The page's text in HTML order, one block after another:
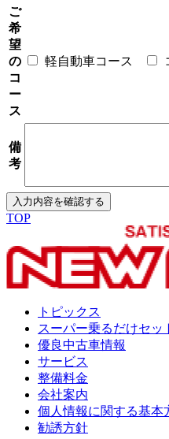
ご
希
望
の
コ
ー
ス
軽自動車コース
備
考
TOP
トピックス
スーパー乗るだけセッ
優良中古車情報
サービス
整備料金
会社案内
個人情報に関する基本
勧誘方針